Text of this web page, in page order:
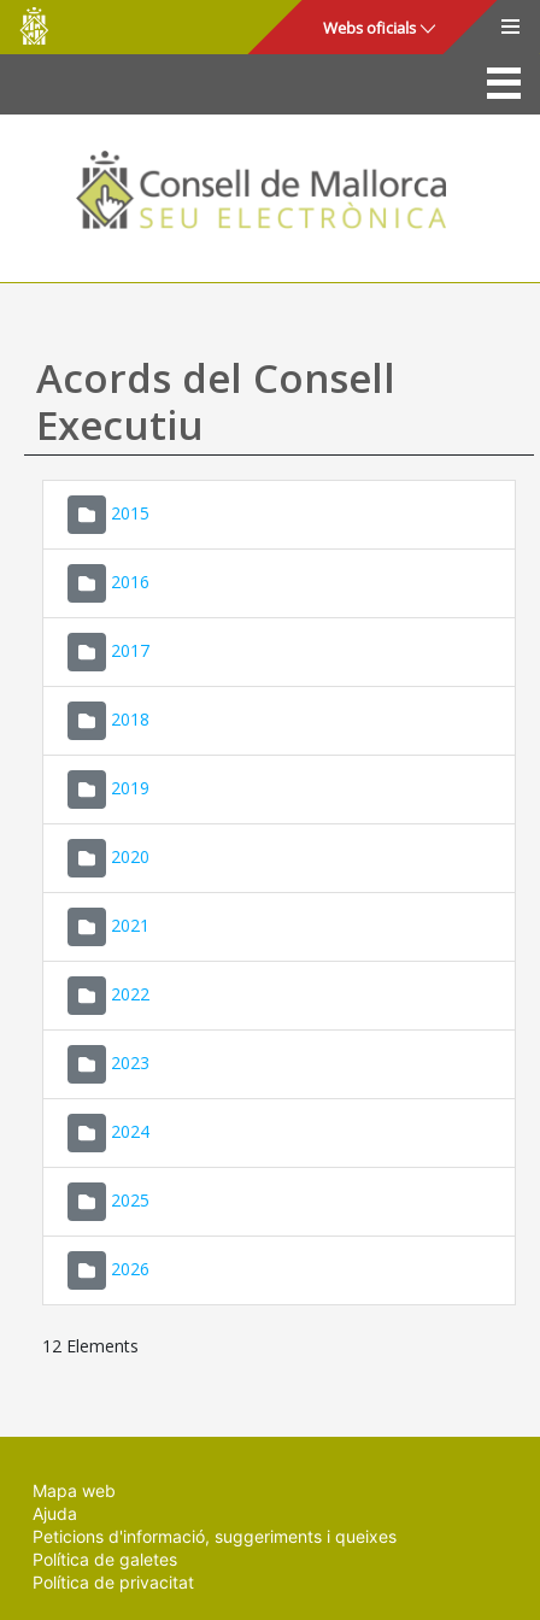
Salta al contingut principal
Consell
de
Mallorca
Webs oficials
La Seu
Consell de Mallorca
Accés i seguretat
Utilitats
Ajuda
Acords del Consell
Executiu
2015
2016
2017
2018
2019
2020
2021
2022
2023
2024
2025
2026
12 Elements
Mapa web
Ajuda
Peticions d'informació, suggeriments i queixes
Política de galetes
Política de privacitat